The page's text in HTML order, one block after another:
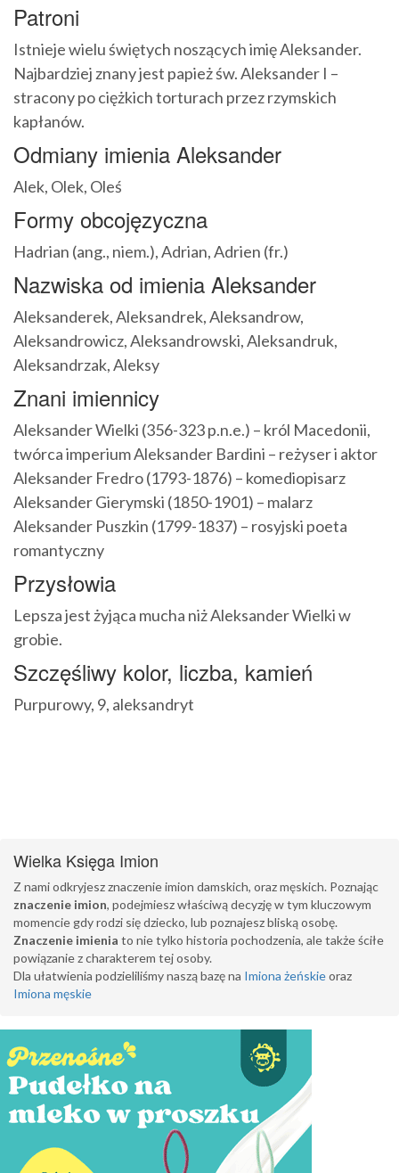
Patroni
Istnieje wielu świętych noszących imię Aleksander.
Najbardziej znany jest papież św. Aleksander I –
stracony po ciężkich torturach przez rzymskich
kapłanów.
Odmiany imienia Aleksander
Alek, Olek, Oleś
Formy obcojęzyczna
Hadrian (ang., niem.), Adrian, Adrien (fr.)
Nazwiska od imienia Aleksander
Aleksanderek, Aleksandrek, Aleksandrow,
Aleksandrowicz, Aleksandrowski, Aleksandruk,
Aleksandrzak, Aleksy
Znani imiennicy
Aleksander Wielki (356-323 p.n.e.) – król Macedonii,
twórca imperium Aleksander Bardini – reżyser i aktor
Aleksander Fredro (1793-1876) – komediopisarz
Aleksander Gierymski (1850-1901) – malarz
Aleksander Puszkin (1799-1837) – rosyjski poeta
romantyczny
Przysłowia
Lepsza jest żyjąca mucha niż Aleksander Wielki w
grobie.
Szczęśliwy kolor, liczba, kamień
Purpurowy, 9, aleksandryt
Wielka Księga Imion
Z nami odkryjesz znaczenie imion damskich, oraz męskich. Poznając
znaczenie imion, podejmiesz właściwą decyzję w tym kluczowym
momencie gdy rodzi się dziecko, lub poznajesz bliską osobę.
Znaczenie imienia to nie tylko historia pochodzenia, ale także ściłe
powiązanie z charakterem tej osoby.
Dla ułatwienia podzieliliśmy naszą bazę na Imiona żeńskieoraz
Imiona męskie